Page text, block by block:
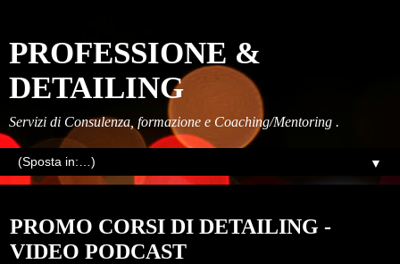
PROFESSIONE &
DETAILING
Servizi di Consulenza, formazione e Coaching/Mentoring .
▼
PROMO CORSI DI DETAILING -
VIDEO PODCAST